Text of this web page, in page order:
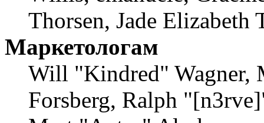
Thorsen, Jade Elizabeth
Маркетологам
Will "Kindred" Wagner,
Forsberg, Ralph